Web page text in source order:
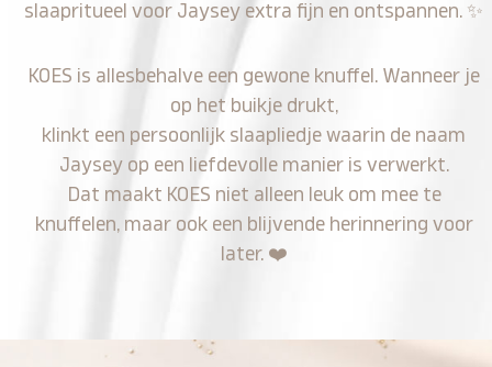
slaapritueel voor Jaysey extra fijn en ontspannen. ✨
KOES is allesbehalve een gewone knuffel. Wanneer je
op het buikje drukt,
klinkt een persoonlijk slaapliedje waarin de naam
Jaysey op een liefdevolle manier is verwerkt.
Dat maakt KOES niet alleen leuk om mee te
knuffelen, maar ook een blijvende herinnering voor
later. ❤️